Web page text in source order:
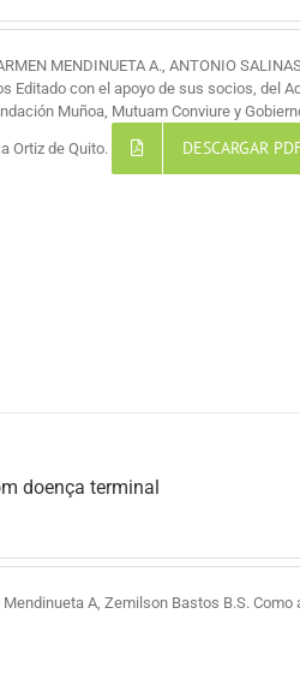
MENDINUETA A., ANTONIO
Editado con el apoyo de sus socios, del
Muñoa, Mutuam Conviure y
Ortiz de Quito. DESCARGAR
doença terminal
A, Zemilson Bastos B.S.